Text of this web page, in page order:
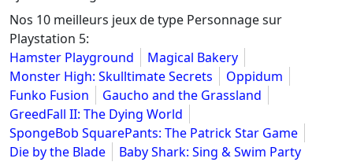
Nos 10 meilleurs jeux de type Personnage sur
Playstation 5:
Hamster Playground
Magical Bakery
Monster High: Skulltimate Secrets
Oppidum
Funko Fusion
Gaucho and the Grassland
GreedFall II: The Dying World
SpongeBob SquarePants: The Patrick Star Game
Die by the Blade
Baby Shark: Sing & Swim Party